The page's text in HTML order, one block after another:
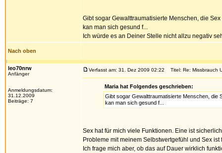
Gibt sogar Gewalttraumatisierte Menschen, die
kan man sich gesund f...
Ich würde es an Deiner Stelle nicht allzu negativ
Nach oben
leo70nrw
Anfänger
Anmeldungsdatum:
31.12.2009
Beiträge: 7
Verfasst am: 31. Dez 2009 02:22 Titel: Re: Missbrauch
Maria hat Folgendes geschrieben:
Gibt sogar Gewalttraumatisierte Menschen, die
kan man sich gesund f...
Sex hat für mich viele Funktionen. Eine ist
Probleme mit meinem Selbstwertgefühl und Sex
Ich frage mich aber, ob das auf Dauer wirklich